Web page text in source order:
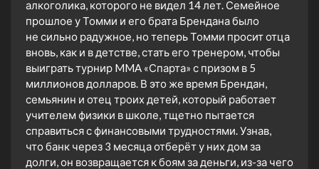
алкоголика, которого не видел 14 лет. Семейное
прошлое у Томми и его брата Брендана было
не сильно радужное, но теперь Томми просит отца
вновь, как и в детстве, стать его тренером, чтобы
выиграть турнир MMA «Спарта» с призом в 5
миллионов долларов. В это же время Брендан,
семьянин и отец троих детей, который работает
учителем физики в школе, тщетно пытается
справиться с финансовыми трудностями. Узнав,
что банк через 3 месяца отберёт у них дом за
долги, он возвращается к боям за деньги, из-за чего